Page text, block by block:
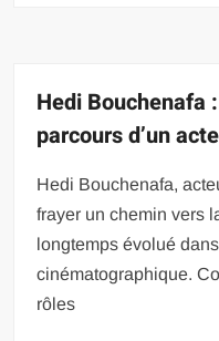
Hedi Bouchenafa
parcours d’un
Hedi Bouchenafa,
frayer un chemin vers
longtemps évolué
cinématographique.
rôles